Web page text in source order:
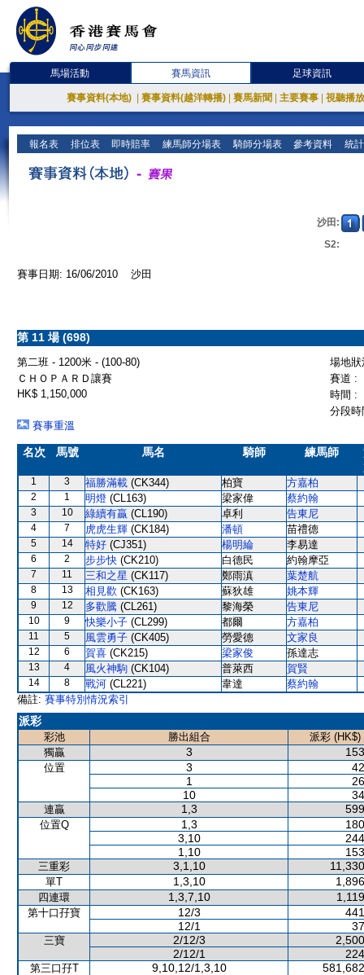
馬場活動 賽馬資訊 足球資訊
賽事資料(本地) 賽事資料(越洋轉播) 賽馬新聞 主要賽事 視聽播
報名表 排位表 即時賠率 練馬師分場表 騎師分場表 參考資料 統
沙田:
S2:
賽事日期: 16/06/2010 沙田
第 11 場 (698)
第二班 - 1200米 - (100-80)
場地
ＣＨＯＰＡＲＤ讓賽
賽道 :
HK$ 1,150,000
時間 :
分段
賽事重溫
名次 馬號 馬名 騎師 練馬師
1 3 福勝滿載 (CK344) 柏寶 方嘉柏
2 1 明燈 (CL163) 梁家偉 蔡約翰
3 10 綠續有贏 (CL190) 卓利 告東尼
4 7 虎虎生輝 (CK184) 潘頓 苗禮德
5 14 特好 (CJ351) 楊明綸 李易達
6 2 步步快 (CK210) 白德民 約翰摩亞
7 11 三和之星 (CK117) 鄭雨滇 葉楚航
8 13 相見歡 (CK163) 蘇狄雄 姚本輝
9 12 多歡騰 (CL261) 黎海榮 告東尼
10 9 快樂小子 (CL299) 都爾 方嘉柏
11 5 風雲勇子 (CK405) 勞愛德 文家良
12 6 賀喜 (CK215) 梁家俊 孫達志
13 4 風火神駒 (CK104) 普萊西 賀賢
14 8 戰河 (CL221) 韋達
蔡約翰
備註: 賽事特別情況索引
派彩
彩池 勝出組合
派彩 (HK$)
獨贏
3
位置 3
1
10
連贏 1,3
位置Q 1,3
3,10
1,10
三重彩 3,1,10
單T 1,3,10
四連環 1,3,7,10
第十口孖寶 12/3
12/1
三寶 2/12/3
2/12/1
第三口孖T 9,10,12/1,3,10